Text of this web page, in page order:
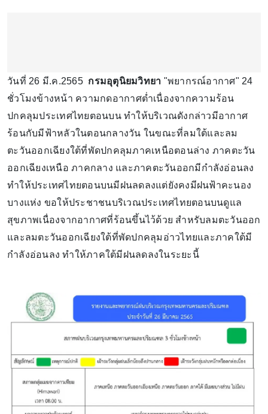
วันที่ 26 มี.ค.2565 กรมอุตุนิยมวิทยา "พยากรณ์อากาศ" 24
ชั่วโมงข้างหน้า ความกดอากาศต่ำเนื่องจากความร้อน
ปกคลุมประเทศไทยตอนบน ทำให้บริเวณดังกล่าวมีอากาศ
ร้อนกับมีฟ้าหลัวในตอนกลางวัน ในขณะที่ลมใต้และลม
ตะวันออกเฉียงใต้ที่พัดปกคลุมภาคเหนือตอนล่าง ภาคตะวัน
ออกเฉียงเหนือ ภาคกลาง และภาคตะวันออกมีกำลังอ่อนลง
ทำให้ประเทศไทยตอนบนมีฝนลดลงแต่ยังคงมีฝนฟ้าคะนอง
บางแห่ง ขอให้ประชาชนบริเวณประเทศไทยตอนบนดูแล
สุขภาพเนื่องจากอากาศที่ร้อนขึ้นไว้ด้วย สำหรับลมตะวันออก
และลมตะวันออกเฉียงใต้ที่พัดปกคลุมอ่าวไทยและภาคใต้มี
กำลังอ่อนลง ทำให้ภาคใต้มีฝนลดลงในระยะนี้